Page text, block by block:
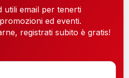
utili email per tenerti
ed eventi.
registrati subito è gratis!